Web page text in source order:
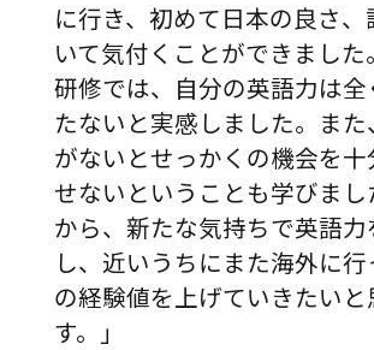
に行き、初めて日本の良さ、
いて気付くことができました
研修では、自分の英語力は
たないと実感しました。ま
がないとせっかくの機会を
せないということも学びま
から、新たな気持ちで英語
し、近いうちにまた海外に
の経験値を上げていきたいと
す。」